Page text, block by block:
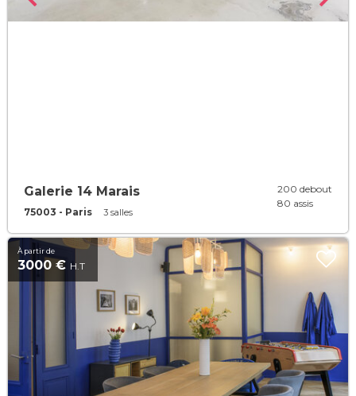
Galerie 14 Marais
75003 - Paris 3 salles
200 debout
80 assis
À partir de
3000 € H.T